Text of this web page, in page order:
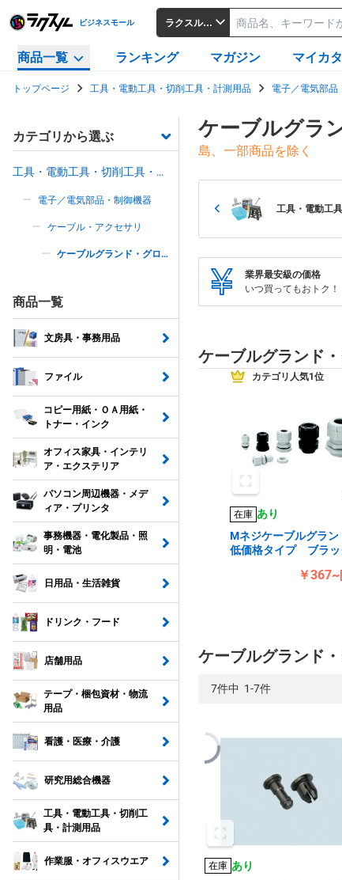
ビジネスモール ラクスルビジネスモール
商品一覧 ランキング マガジン マイカ
トップページ 工具・電動工具・切削工具・計測用品 電子／電気部品
カテゴリから選ぶ
工具・電動工具・切削工具・計
電子／電気部品・制御機器
ケーブル・アクセサリ
ケーブルグランド・グロメ
商品一覧
文房具・事務用品
ファイル
コピー用紙・ＯＡ用紙・
トナー・インク
オフィス家具・インテリ
ア・エクステリア
パソコン周辺機器・メデ
ィア・プリンタ
事務機器・電化製品・照
明・電池
日用品・生活雑貨
ドリンク・フード
店舗用品
テープ・梱包資材・物流
用品
看護・医療・介護
研究用総合機器
工具・電動工具・切削工
具・計測用品
作業服・オフィスウエア
ケーブルグラ
島、一部商品を除く
工具・電動工
業界最安級の価格
いつ買ってもおトク！
ケーブルグランド
カテゴリ人気1位
在庫 あり
Mネジケーブルグラ
低価格タイプ ブラッ
￥367~
ケーブルグランド
7件中 1-7件
在庫 あり